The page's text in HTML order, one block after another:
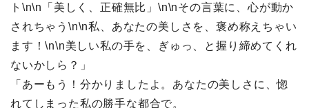
ト\n\n「美しく、正確無比」\n\nその言葉に、心が動か
されちゃう\n\n私、あなたの美しさを、褒め称えちゃい
ます！\n\n美しい私の手を、ぎゅっ、と握り締めてくれ
ないかしら？」
「あーもう！分かりましたよ。あなたの美しさに、惚
れてしまった私の勝手な都合で。